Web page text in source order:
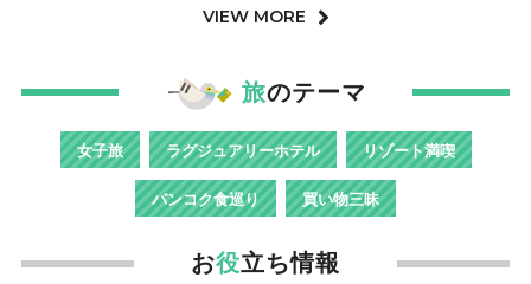
VIEW MORE
旅のテーマ
女子旅 ラグジュアリーホテル リゾート満喫
バンコク食巡り 買い物三昧
お役立ち情報